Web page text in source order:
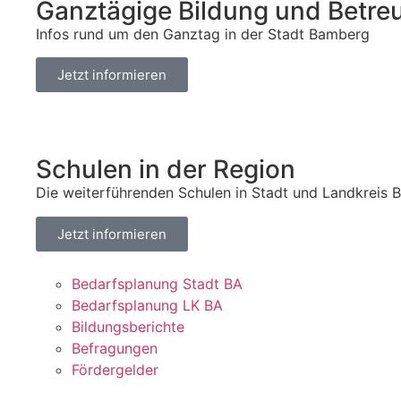
Ganztägige Bildung und
Infos rund um den Ganztag in der Stadt Bamberg
Jetzt informieren
Schulen in der Region
Die weiterführenden Schulen in Stadt und Landkreis
Jetzt informieren
Bedarfsplanung Stadt BA
Bedarfsplanung LK BA
Bildungsberichte
Befragungen
Fördergelder